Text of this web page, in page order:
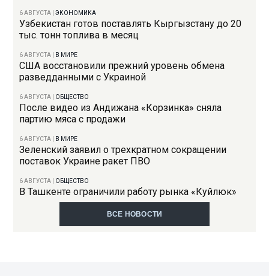
6 АВГУСТА |ЭКОНОМИКА
Узбекистан готов поставлять Кыргызстану до 20
тыс. тонн топлива в месяц
6 АВГУСТА В МИРЕ
США восстановили прежний уровень обмена
разведданными с Украиной
6 АВГУСТА ОБЩЕСТВО
После видео из Андижана «Корзинка» сняла
партию мяса с продажи
6 АВГУСТА В МИРЕ
Зеленский заявил о трехкратном сокращении
поставок Украине ракет ПВО
6 АВГУСТА ОБЩЕСТВО
В Ташкенте ограничили работу рынка «Куйлюк»
ВСЕ НОВОСТИ